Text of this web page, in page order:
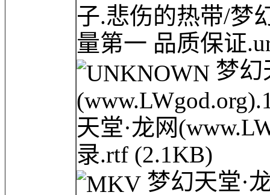
子.悲伤的热带/梦
量第一 品质保证
梦幻
天堂·龙网
录.rtf (2.1KB)
梦幻天堂·